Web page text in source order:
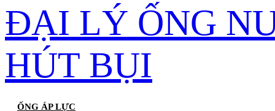
ĐẠI LÝ ỐNG
HÚT BỤI
ỐNG ÁP LỰC